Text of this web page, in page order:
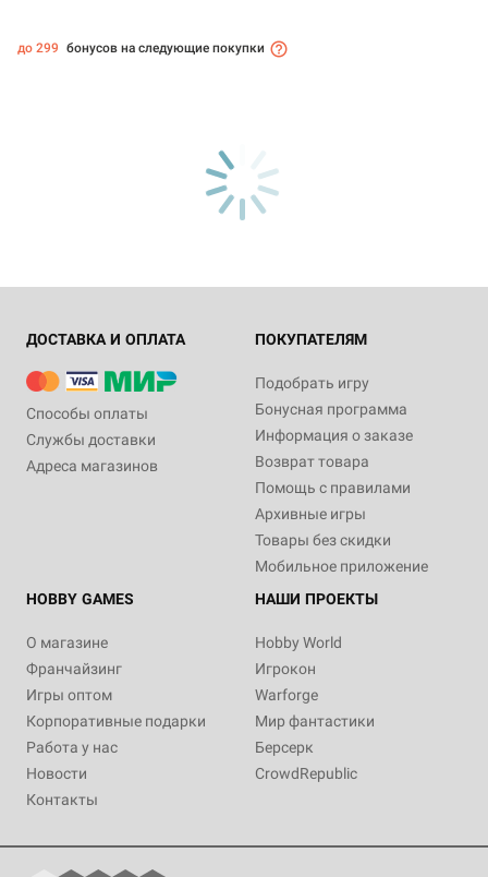
до 299 бонусов на следующие покупки
ДОСТАВКА И ОПЛАТА
Способы оплаты
Службы доставки
Адреса магазинов
ПОКУПАТЕЛЯМ
Подобрать игру
Бонусная программа
Информация о заказе
Возврат товара
Помощь с правилами
Архивные игры
Товары без скидки
Мобильное приложение
HOBBY GAMES
О магазине
Франчайзинг
Игры оптом
Корпоративные подарки
Работа у нас
Новости
Контакты
НАШИ ПРОЕКТЫ
Hobby World
Игрокон
Warforge
Мир фантастики
Берсерк
CrowdRepublic